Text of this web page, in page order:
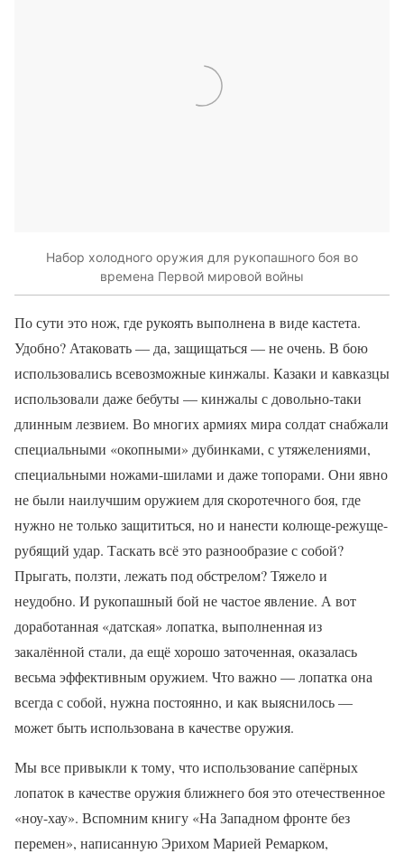
Набор холодного оружия для рукопашного боя во
времена Первой мировой войны
По сути это нож, где рукоять выполнена в виде кастета.
Удобно? Атаковать — да, защищаться — не очень. В бою
использовались всевозможные кинжалы. Казаки и кавказцы
использовали даже бебуты — кинжалы с довольно-таки
длинным лезвием. Во многих армиях мира солдат снабжали
специальными «окопными» дубинками, с утяжелениями,
специальными ножами-шилами и даже топорами. Они явно
не были наилучшим оружием для скоротечного боя, где
нужно не только защититься, но и нанести колюще-режуще-
рубящий удар. Таскать всё это разнообразие с собой?
Прыгать, ползти, лежать под обстрелом? Тяжело и
неудобно. И рукопашный бой не частое явление. А вот
доработанная «датская» лопатка, выполненная из
закалённой стали, да ещё хорошо заточенная, оказалась
весьма эффективным оружием. Что важно — лопатка она
всегда с собой, нужна постоянно, и как выяснилось —
может быть использована в качестве оружия.
Мы все привыкли к тому, что использование сапёрных
лопаток в качестве оружия ближнего боя это отечественное
«ноу-хау». Вспомним книгу «На Западном фронте без
перемен», написанную Эрихом Марией Ремарком,